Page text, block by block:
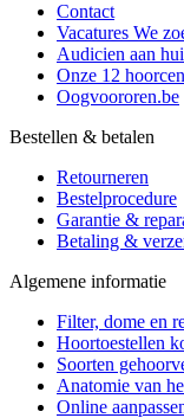
Contact
Vacatures We
Audicien aan
Onze 12
Oogvoororen.be
Bestellen & betalen
Retourneren
Bestelprocedure
Garantie &
Betaling &
Algemene informatie
Filter, dome en
Hoortoestellen
Soorten
Anatomie van
Online